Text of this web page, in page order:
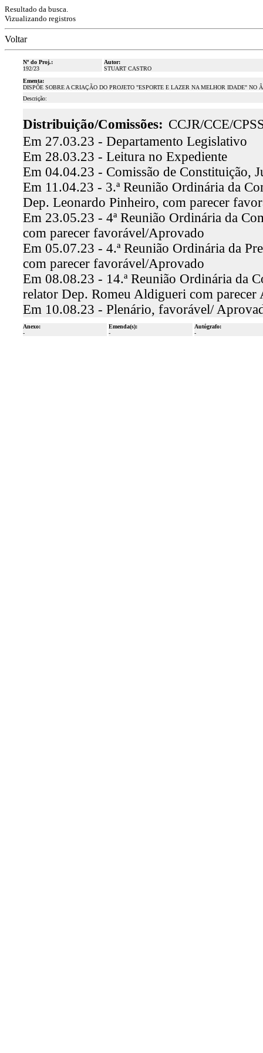
Resultado da busca.
Vizualizando registros
Voltar
Nº do Proj.:
192/23
Autor:
STUART CASTRO
Ementa:
DISPÕE SOBRE A CRIAÇÃO DO PROJETO "ESPORTE E LAZER NA MELHOR IDADE" NO
Descrição:
Distribuição/Comissões: CCJR/CCE/
Em 27.03.23 - Departamento Legislativo
Em 28.03.23 - Leitura no Expediente
Em 04.04.23 - Comissão de Constituição,
Em 11.04.23 - 3.ª Reunião Ordinária da
Dep. Leonardo Pinheiro, com parecer
Em 23.05.23 - 4ª Reunião Ordinária da
com parecer favorável/Aprovado
Em 05.07.23 - 4.ª Reunião Ordinária da
com parecer favorável/Aprovado
Em 08.08.23 - 14.ª Reunião Ordinária da
relator Dep. Romeu Aldigueri com parecer
Em 10.08.23 - Plenário, favorável/
Anexo:
-
Emenda(s):
-
Autógrafo:
-